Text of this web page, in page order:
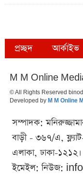
প্রচ্ছদ আর্কাইভ
M M Online
© All Rights Reserved
Developed by M M Online
সম্পাদক:
বাড়ী - ৩৬৭/এ,
এলাকা, ঢাকা-
ইমেইল: নিউজ: